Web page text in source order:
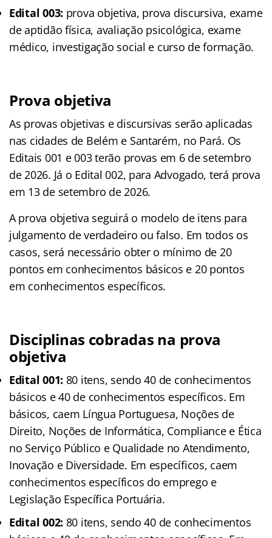
Edital 003: prova objetiva, prova discursiva, exame
de aptidão física, avaliação psicológica, exame
médico, investigação social e curso de formação.
Prova objetiva
As provas objetivas e discursivas serão aplicadas
nas cidades de Belém e Santarém, no Pará. Os
Editais 001 e 003 terão provas em 6 de setembro
de 2026. Já o Edital 002, para Advogado, terá prova
em 13 de setembro de 2026.
A prova objetiva seguirá o modelo de itens para
julgamento de verdadeiro ou falso. Em todos os
casos, será necessário obter o mínimo de 20
pontos em conhecimentos básicos e 20 pontos
em conhecimentos específicos.
Disciplinas cobradas na prova
objetiva
Edital 001: 80 itens, sendo 40 de conhecimentos
básicos e 40 de conhecimentos específicos. Em
básicos, caem Língua Portuguesa, Noções de
Direito, Noções de Informática, Compliance e Ética
no Serviço Público e Qualidade no Atendimento,
Inovação e Diversidade. Em específicos, caem
conhecimentos específicos do emprego e
Legislação Específica Portuária.
Edital 002: 80 itens, sendo 40 de conhecimentos